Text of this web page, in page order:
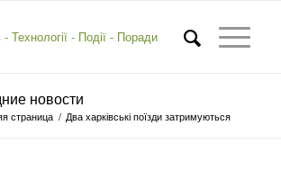
новости
страница / Два харківські поїзди затримуються